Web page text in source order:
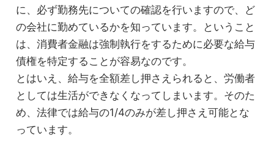
に、必ず勤務先についての確認を行いますので、ど
の会社に勤めているかを知っています。ということ
は、消費者金融は強制執行をするために必要な給与
債権を特定することが容易なのです。
とはいえ、給与を全額差し押さえられると、労働者
としては生活ができなくなってしまいます。そのた
め、法律では給与の1/4のみが差し押さえ可能とな
っています。